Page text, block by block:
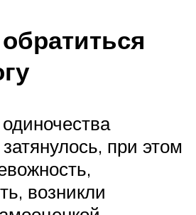
при этом
возникли